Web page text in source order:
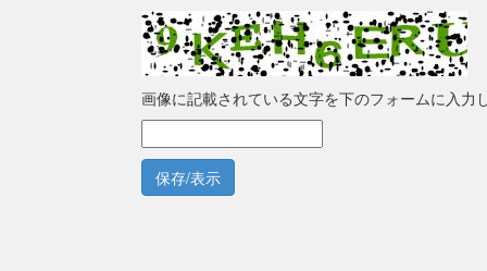
画像に記載されている文字を下のフォームに入力
保存/表示